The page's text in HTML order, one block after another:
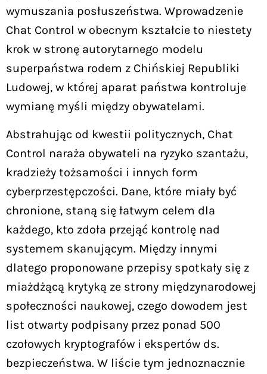
wymuszania posłuszeństwa. Wprowadzenie
Chat Control w obecnym kształcie to niestety
krok w stronę autorytarnego modelu
superpaństwa rodem z Chińskiej Republiki
Ludowej, w której aparat państwa kontroluje
wymianę myśli między obywatelami.
Abstrahując od kwestii politycznych, Chat
Control naraża obywateli na ryzyko szantażu,
kradzieży tożsamości i innych form
cyberprzestępczości. Dane, które miały być
chronione, staną się łatwym celem dla
każdego, kto zdoła przejąć kontrolę nad
systemem skanującym. Między innymi
dlatego proponowane przepisy spotkały się z
miażdżącą krytyką ze strony międzynarodowej
społeczności naukowej, czego dowodem jest
list otwarty podpisany przez ponad 500
czołowych kryptografów i ekspertów ds.
bezpieczeństwa. W liście tym jednoznacznie